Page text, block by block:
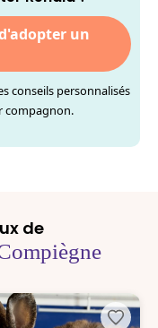
un
conseils personnalisés
compagnon.
de